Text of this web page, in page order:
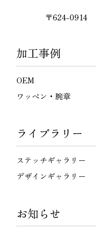
〒624-0914
加工事例
OEM
ワッペン・腕章
ライブラリー
ステッチギャラリー
デザインギャラリー
お知らせ